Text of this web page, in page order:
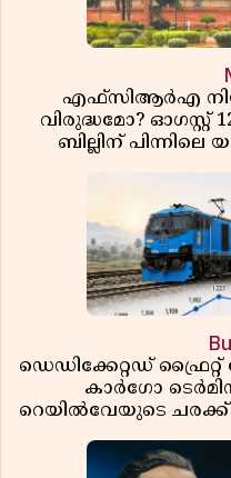
എഫ്സിആർഎ
വിരുദ്ധമോ? ഓഗസ്റ്റ്
ബില്ലിന്
ഡെഡിക്കേറ്റഡ്
കാർഗോ
റെയിൽവേയുടെ